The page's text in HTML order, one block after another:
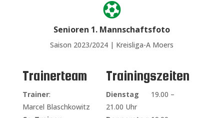

Senioren 1. Mannschaftsfoto
Saison 2023/2024 | Kreisliga-A Moers
Trainerteam
Trainer:
Marcel Blaschkowitz
Trainingszeiten
Dienstag 19.00 –
21.00 Uhr